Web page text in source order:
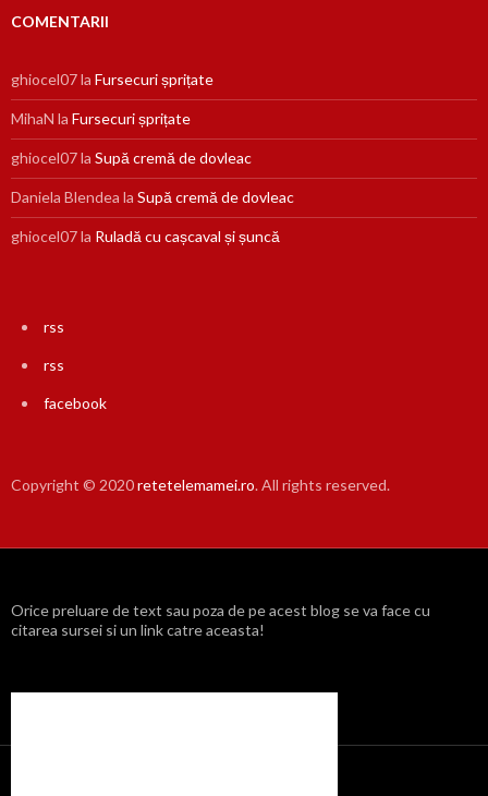
COMENTARII
ghiocel07la Fursecuri șprițate
MihaN la Fursecuri șprițate
ghiocel07la Supă cremă de dovleac
Daniela Blendea la Supă cremă de dovleac
ghiocel07la Ruladă cu cașcaval și șuncă
rss
rss
facebook
Copyright © 2020retetelemamei.ro. All rights reserved.
Orice preluare de text sau poza de pe acest blog se va face cu
citarea sursei si un link catre aceasta!